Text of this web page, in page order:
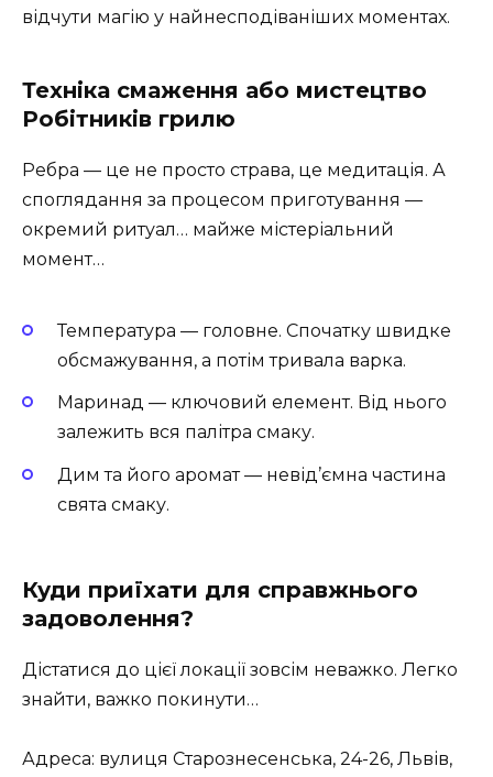
відчути магію у найнесподіваніших моментах.
Техніка смаження або мистецтво
Робітників грилю
Ребра — це не просто страва, це медитація. А
споглядання за процесом приготування —
окремий ритуал… майже містеріальний
момент…
Температура — головне. Спочатку швидке
обсмажування, а потім тривала варка.
Маринад — ключовий елемент. Від нього
залежить вся палітра смаку.
Дим та його аромат — невід’ємна частина
свята смаку.
Куди приїхати для справжнього
задоволення?
Дістатися до цієї локації зовсім неважко. Легко
знайти, важко покинути…
Адреса: вулиця Старознесенська, 24-26, Львів,